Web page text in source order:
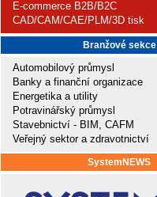
E-commerce B2B/B2C
CAD/CAM/CAE/PLM/3D tisk
Branžové sekce
Automobilový průmysl
Banky a finanční organizace
Energetika a utility
Potravinářský průmysl
Stavebnictví - BIM, CAFM
Veřejný sektor a zdravotnictví
SystemNEWS